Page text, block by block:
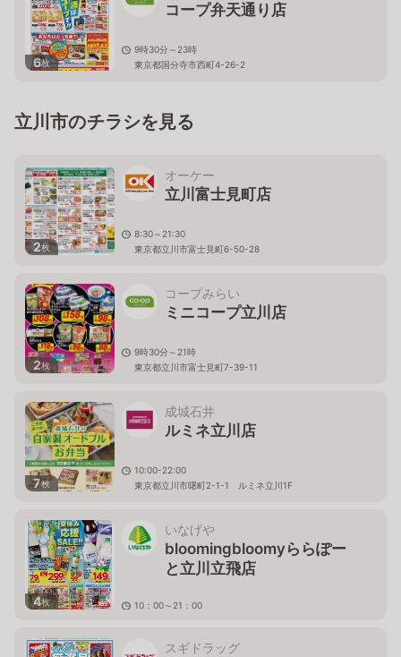
6枚
コープ弁天通り店
9時30分～23時
東京都国分寺市西町4-26-2
立川市のチラシを見る
2枚
オーケー
立川富士見町店
8:30～21:30
東京都立川市富士見町6-50-28
2枚
コープみらい
ミニコープ立川店
9時30分～21時
東京都立川市富士見町7-39-11
7枚
成城石井
ルミネ立川店
10:00-22:00
東京都立川市曙町2-1-1 ルミネ立川1F
4枚
いなげや
bloomingbloomyららぽー
と立川立飛店
10：00～21：00
スギドラッグ